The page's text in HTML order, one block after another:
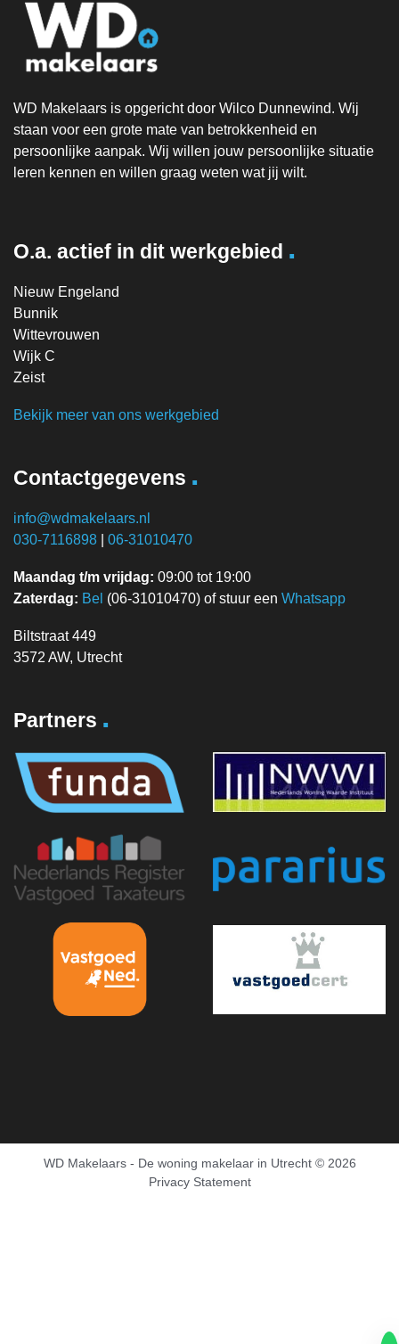
WD Makelaars is opgericht door Wilco Dunnewind. Wij
staan voor een grote mate van betrokkenheid en
persoonlijke aanpak. Wij willen jouw persoonlijke situatie
leren kennen en willen graag weten wat jij wilt.
O.a. actief in dit werkgebied .
Nieuw Engeland
Bunnik
Wittevrouwen
Wijk C
Zeist
Bekijk meer van ons werkgebied
Contactgegevens .
info@wdmakelaars.nl
030-7116898
06-31010470
Maandag t/m vrijdag: 09:00 tot 19:00
Zaterdag: Bel (06-31010470) of stuur een Whatsapp
Biltstraat 449
3572 AW, Utrecht
Partners .
WD Makelaars - De woning makelaar in Utrecht© 2026
Privacy Statement